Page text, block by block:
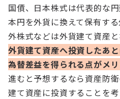
国債、日本株式は代表的な
本円を外貨に換えて保有す
外株式などは外貨建て資産と
外貨建て資産へ投資したあ
為替差益を得られる点がメ
進むと予想するなら資産防
建て資産に投資することを考